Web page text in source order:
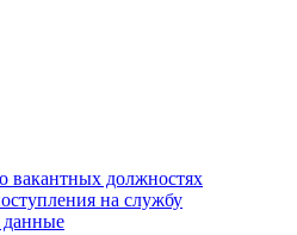
вакантных должностях
на службу
данные